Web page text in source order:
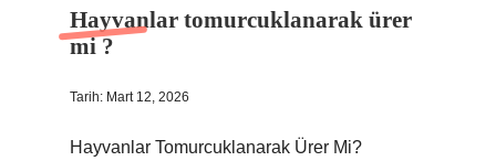
Hayvanlar tomurcuklanarak ürer
mi ?
Tarih: Mart 12, 2026
Hayvanlar Tomurcuklanarak Ürer Mi?